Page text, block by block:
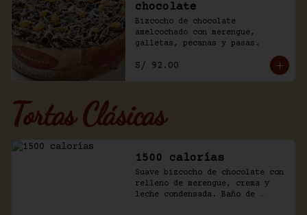
chocolate
Bizcocho de chocolate
amelcochado con merengue,
galletas, pecanas y pasas.
S/ 92.00
Tortas Clásicas
1500 calorías
Suave bizcocho de chocolate con
relleno de merengue, crema y
leche condensada. Baño de